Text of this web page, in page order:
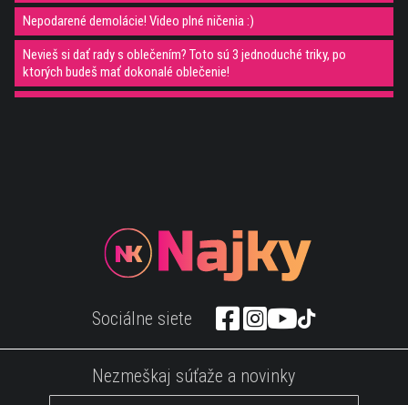
Nepodarené demolácie! Video plné ničenia :)
Nevieš si dať rady s oblečením? Toto sú 3 jednoduché triky, po
ktorých budeš mať dokonalé oblečenie!
10 jedál, ktoré konzumujete nesprávnym spôsobom :)
5 Super vynálezov, ktoré si môžeš kúpiť na Amazone za pár šupov
2 spôsoby ako si odomknúť zámok!
Sociálne siete
Nezmeškaj súťaže a novinky